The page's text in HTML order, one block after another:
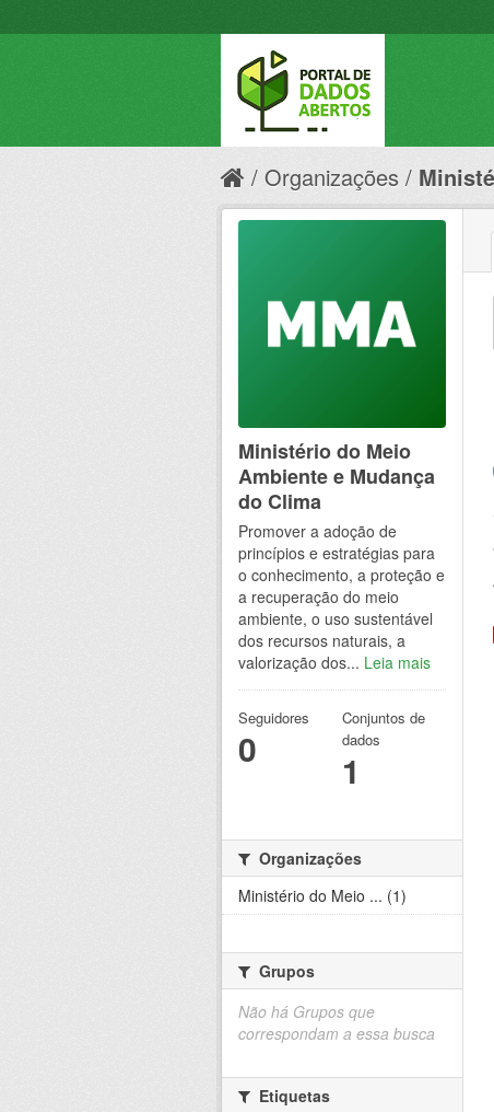
Organizações
Ministério do Meio
Ambiente e Mudança
do Clima
Promover a adoção de
princípios e estratégias para
o conhecimento, a proteção e
a recuperação do meio
ambiente, o uso sustentável
dos recursos naturais, a
valorização dos... Leia mais
Seguidores
0
Conjuntos de
dados
1
Organizações
Ministério do Meio ... (1)
Grupos
Não há Grupos que
correspondam a essa busca
Etiquetas